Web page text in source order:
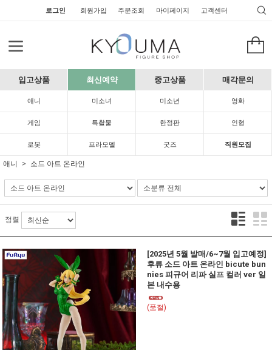
로그인 회원가입 주문조회 마이페이지 고객센터
입고상품 최신예약 중고상품 매각문의
애니 미소녀 미소년 영화
게임 특촬물 한정판 인형
로봇 프라모델 굿즈 직원모집
애니 소드 아트 온라인
정렬
[2025년 5월 발매/6~7월 입고예정]
후류 소드 아트 온라인 bicute bun
nies 피규어 리파 실프 컬러 ver 일
본 내수용
(품절)